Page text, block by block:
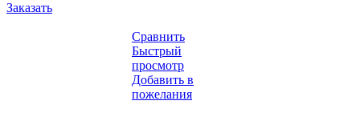
Заказать
Сравнить
Быстрый
просмотр
Добавить в
пожелания